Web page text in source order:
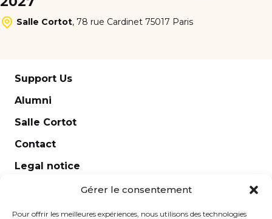
Gérer le consentement
Pour offrir les meilleures expériences, nous utilisons des technologies
Salle Cortot, 78 rue Cardinet 75017 Paris
Support Us
Alumni
Salle Cortot
Contact
Legal notice